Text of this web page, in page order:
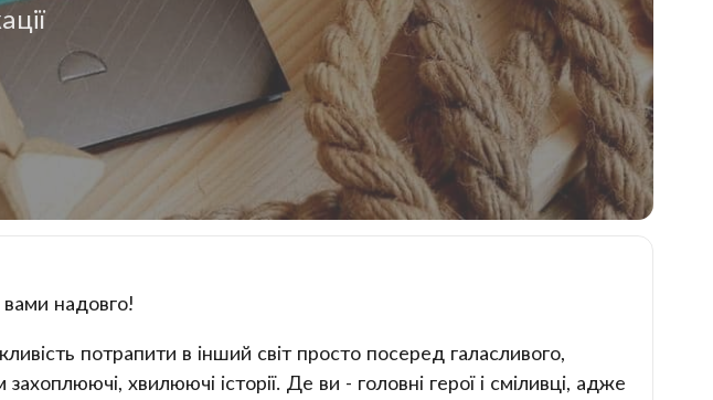
надовго!
потрапити в інший світ просто посеред галасливого,
хвилюючі історії. Де ви - головні герої і сміливці, адже